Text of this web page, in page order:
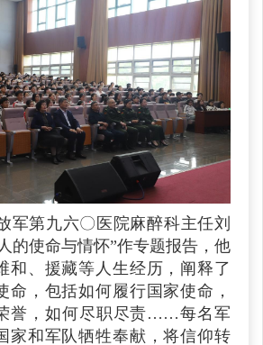
第九六〇医院麻醉科主任刘
的使命与情怀”作专题报告，他
和、援藏等人生经历，阐释了
命，包括如何履行国家使命，
誉，如何尽职尽责……每名军
家和军队牺牲奉献，将信仰转